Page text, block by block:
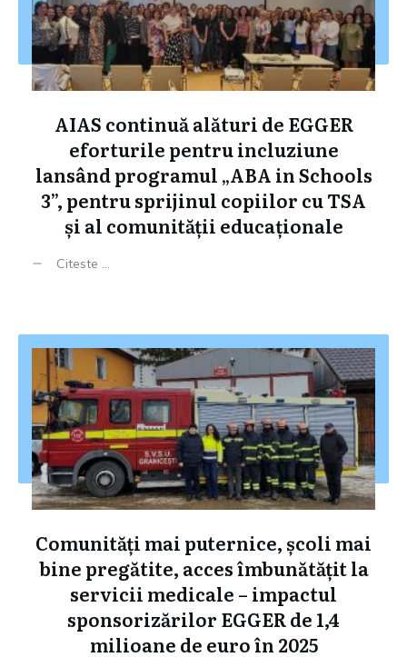
AIAS continuă alături de EGGER
eforturile pentru incluziune
lansând programul „ABA in Schools
3”, pentru sprijinul copiilor cu TSA
și al comunității educaționale
Citeste ...
Comunități mai puternice, școli mai
bine pregătite, acces îmbunătățit la
servicii medicale – impactul
sponsorizărilor EGGER de 1,4
milioane de euro în 2025